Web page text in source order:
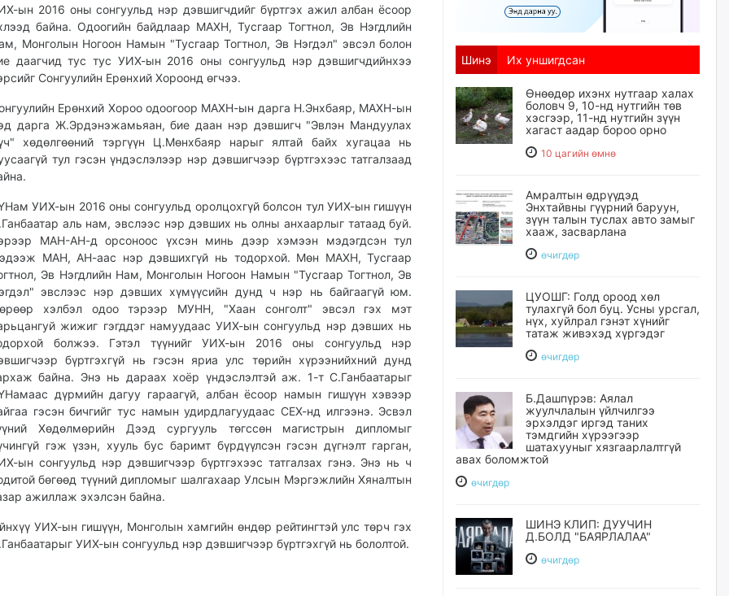
ын 2016 оны сонгуульд нэр дэвшигчдийг бүртгэх ажил албан ёсоор
байна. Одоогийн байдлаар МАХН, Тусгаар Тогтнол, Эв Нэгдлийн
Монголын Ногоон Намын "Тусгаар Тогтнол, Эв Нэгдэл" эвсэл болон
даагчид тус тус УИХ-ын 2016 оны сонгуульд нэр дэвшигчдийнхээ
Сонгуулийн Ерөнхий Хороонд өгчээ.
Ерөнхий Хороо одоогоор МАХН-ын дарга Н.Энхбаяр, МАХН-ын
дарга Ж.Эрдэнэжамьяан, бие даан нэр дэвшигч "Эвлэн Мандуулах
хөдөлгөөний тэргүүн Ц.Мөнхбаяр нарыг ялтай байх хугацаа нь
тул гэсэн үндэслэлээр нэр дэвшигчээр бүртгэхээс татгалзаад
УИХ-ын 2016 оны сонгуульд оролцохгүй болсон тул УИХ-ын гишүүн
аль нам, эвслээс нэр дэвших нь олны анхаарлыг татаад буй.
МАН-АН-д орсоноос үхсэн минь дээр хэмээн мэдэгдсэн тул
МАН, АН-аас нэр дэвшихгүй нь тодорхой. Мөн МАХН, Тусгаар
Эв Нэгдлийн Нам, Монголын Ногоон Намын "Тусгаар Тогтнол, Эв
эвслээс нэр дэвших хүмүүсийн дунд ч нэр нь байгаагүй юм.
хэлбэл одоо тэрээр МУНН, "Хаан сонголт" эвсэл гэх мэт
жижиг гэгддэг намуудаас УИХ-ын сонгуульд нэр дэвших нь
болжээ. Гэтэл түүнийг УИХ-ын 2016 оны сонгуульд нэр
бүртгэхгүй нь гэсэн яриа улс төрийн хүрээнийхний дунд
байна. Энэ нь дараах хоёр үндэслэлтэй аж. 1-т С.Ганбаатарыг
дүрмийн дагуу гараагүй, албан ёсоор намын гишүүн хэвээр
гэсэн бичгийг тус намын удирдлагуудаас СЕХ-нд илгээнэ. Эсвэл
Хөдөлмөрийн Дээд сургууль төгссөн магистрын дипломыг
гэж үзэн, хууль бус баримт бүрдүүлсэн гэсэн дүгнэлт гарган,
ын сонгуульд нэр дэвшигчээр бүртгэхээс татгалзах гэнэ. Энэ нь ч
бөгөөд түүний дипломыг шалгахаар Улсын Мэргэжлийн Хяналтын
ажиллаж эхэлсэн байна.
УИХ-ын гишүүн, Монголын хамгийн өндөр рейтингтэй улс төрч гэх
УИХ-ын сонгуульд нэр дэвшигчээр бүртгэхгүй нь бололтой.
Шинэ Их уншигдсан
Өнөөдөр ихэнх нутгаар халах
боловч 9, 10-нд нутгийн төв
хэсгээр, 11-нд нутгийн зүүн
хагаст аадар бороо орно
10 цагийн өмнө
Амралтын өдрүүдэд
Энхтайвны гүүрний баруун,
зүүн талын туслах авто замыг
хааж, засварлана
өчигдѳр
ЦУОШГ: Голд ороод хөл
тулахгүй бол буц. Усны урсгал,
нүх, хуйлрал гэнэт хүнийг
татаж живэхэд хүргэдэг
өчигдѳр
Б.Дашпүрэв: Аялал
жуулчлалын үйлчилгээ
эрхэлдэг иргэд таних
тэмдгийн хүрээгээр
шатахууныг хязгаарлалтгүй
авах боломжтой
өчигдѳр
ШИНЭ КЛИП: ДУУЧИН
Д.БОЛД "БАЯРЛАЛАА"
өчигдѳр